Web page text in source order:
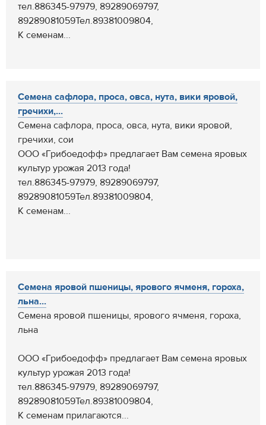
тел.886345-97979, 89289069797,
89289081059Тел.89381009804,
К семенам...
Семена сафлора, проса, овса, нута, вики яровой,
гречихи,...
Семена сафлора, проса, овса, нута, вики яровой,
гречихи, сои
ООО «Грибоедофф» предлагает Вам семена яровых
культур урожая 2013 года!
тел.886345-97979, 89289069797,
89289081059Тел.89381009804,
К семенам...
Семена яровой пшеницы, ярового ячменя, гороха,
льна...
Семена яровой пшеницы, ярового ячменя, гороха,
льна
ООО «Грибоедофф» предлагает Вам семена яровых
культур урожая 2013 года!
тел.886345-97979, 89289069797,
89289081059Тел.89381009804,
К семенам прилагаются...